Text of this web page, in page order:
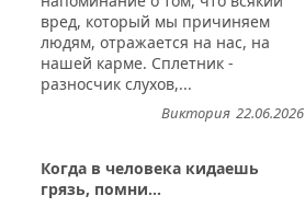
вред, который мы причиняем
людям, отражается на нас, на
нашей карме. Сплетник -
разносчик слухов,...
22.06.2026
Виктория
Когда в человека кидаешь
грязь, помни...